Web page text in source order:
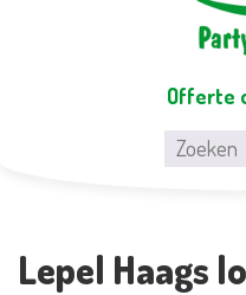
Offerte
Lepel Haags